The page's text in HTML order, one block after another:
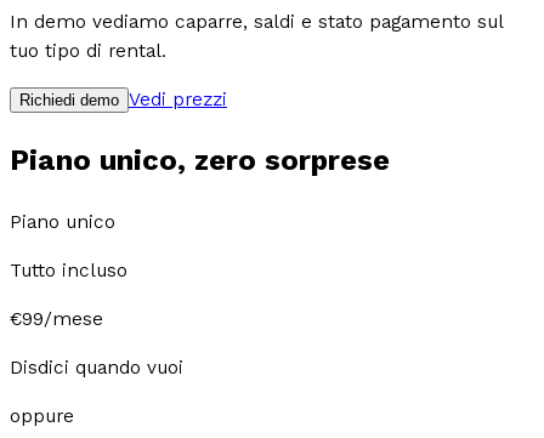
In demo vediamo caparre, saldi e stato pagamento sul
tuo tipo di rental.
Richiedi demo Vedi prezzi
Piano unico, zero sorprese
Piano unico
Tutto incluso
€99/mese
Disdici quando vuoi
oppure